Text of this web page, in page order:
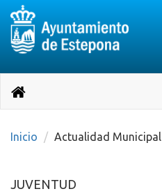
Destino:
Volver
inicio
Inicio Actualidad Municipal
JUVENTUD